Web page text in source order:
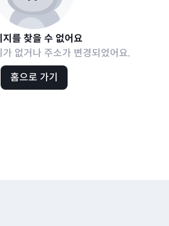
지를 찾을 수 없어요
없거나 주소가 변경되었어요.
홈으로 가기